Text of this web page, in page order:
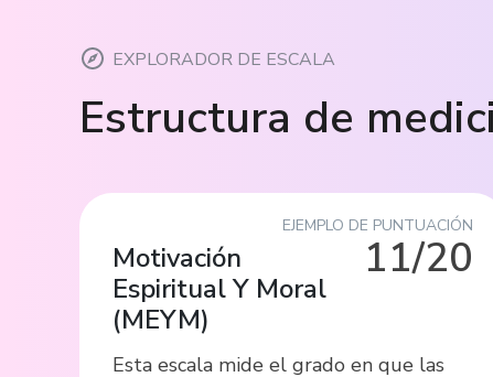
EXPLORADOR DE ESCALA
Estructura de
EJEMPLO DE PUNTUACIÓN
11/20
Motivación
Espiritual Y Moral
(MEYM)
Esta escala mide el grado en que las